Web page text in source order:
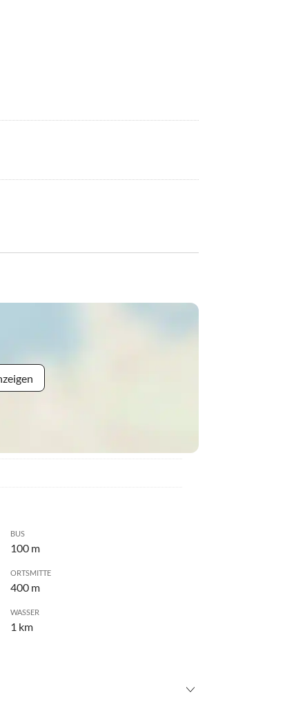
BUS
100 m
ORTSMITTE
400 m
WASSER
1 km